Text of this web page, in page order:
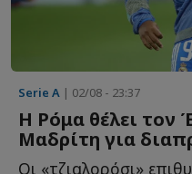
Serie A | 02/08 - 23:37
Η Ρόμα θέλει τον
Μαδρίτη για